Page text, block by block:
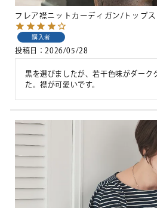
フレア襟ニットカーディガン/トップス
購入者
投稿日 2026/05/28
黒を選びましたが、若干色味がダーク
た。襟が可愛いです。